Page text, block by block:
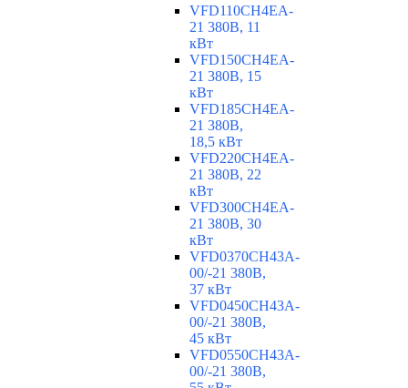
VFD110CH4EA-
21 380В, 11
кВт
VFD150CH4EA-
21 380В, 15
кВт
VFD185CH4EA-
21 380В,
18,5 кВт
VFD220CH4EA-
21 380В, 22
кВт
VFD300CH4EA-
21 380В, 30
кВт
VFD0370CH43A-
00/-21 380В,
37 кВт
VFD0450CH43A-
00/-21 380В,
45 кВт
VFD0550CH43A-
00/-21 380В,